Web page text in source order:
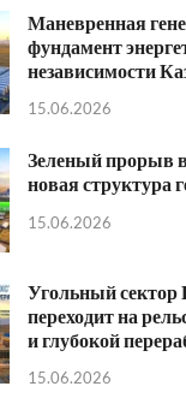
Маневренная
фундамент
независимости
15.06.2026
Зеленый прорыв в
новая структура
15.06.2026
Угольный сектор
переходит на
и глубокой
15.06.2026